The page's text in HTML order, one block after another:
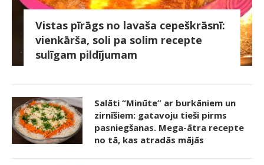
Vistas pīrāgs no lavaša cepeškrāsnī:
vienkārša, soli pa solim recepte
sulīgam pildījumam
Salāti “Minūte” ar burkāniem un
zirnīšiem: gatavoju tieši pirms
pasniegšanas. Mega-ātra recepte
no tā, kas atradās mājās